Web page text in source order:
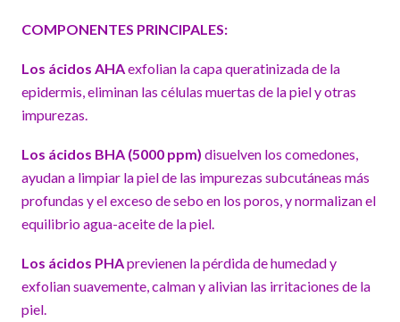
COMPONENTES PRINCIPALES:
Los ácidos AHAexfolian la capa queratinizada de la
epidermis, eliminan las células muertas de la piel y otras
impurezas.
Los ácidos BHA (5000 ppm) disuelven los comedones,
ayudan a limpiar la piel de las impurezas subcutáneas más
profundas y el exceso de sebo en los poros, y normalizan el
equilibrio agua-aceite de la piel.
Los ácidos PHAprevienen la pérdida de humedad y
exfolian suavemente, calman y alivian las irritaciones de la
piel.